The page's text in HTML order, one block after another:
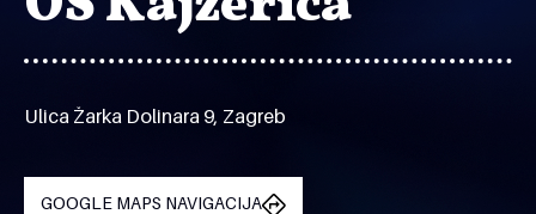
Ulica Žarka Dolinara 9, Zagreb
GOOGLE MAPS NAVIGACIJA